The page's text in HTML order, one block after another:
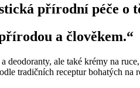
přírodní péče o
a člověkem.“
deodoranty, ale také krémy na
tradičních receptur bohatých